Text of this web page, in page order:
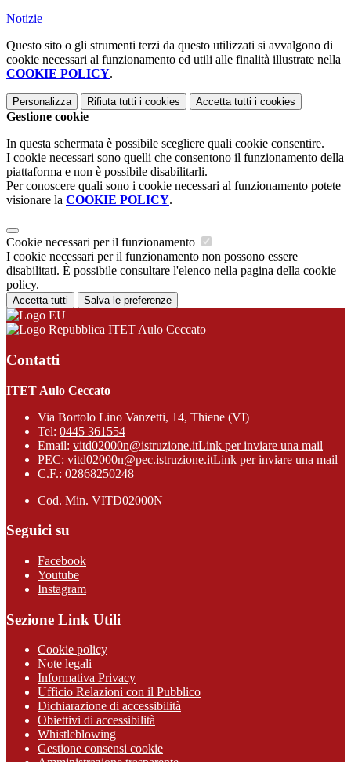
Notizie
Questo sito o gli strumenti terzi da questo utilizzati si avvalgono di
cookie necessari al funzionamento ed utili alle finalità illustrate nella
COOKIE POLICY.
Personalizza Rifiuta tutti i cookies Accetta tutti i cookies
Gestione cookie
In questa schermata è possibile scegliere quali cookie consentire.
I cookie necessari sono quelli che consentono il funzionamento della
piattaforma e non è possibile disabilitarli.
Per conoscere quali sono i cookie necessari al funzionamento potete
visionare la COOKIE POLICY.
Cookie necessari per il funzionamento
I cookie necessari per il funzionamento non possono essere
disabilitati. È possibile consultare l'elenco nella pagina della cookie
policy.
Accetta tutti Salva le preferenze
ITET Aulo Ceccato
Contatti
ITET Aulo Ceccato
Via Bortolo Lino Vanzetti, 14, Thiene (VI)
Tel: 0445 361554
Email: vitd02000n@istruzione.itLink per inviare una mail
PEC: vitd02000n@pec.istruzione.itLink per inviare una mail
C.F.: 02868250248
Cod. Min. VITD02000N
Seguici su
Facebook
Youtube
Instagram
Sezione Link Utili
Cookie policy
Note legali
Informativa Privacy
Ufficio Relazioni con il Pubblico
Dichiarazione di accessibilità
Obiettivi di accessibilità
Whistleblowing
Gestione consensi cookie